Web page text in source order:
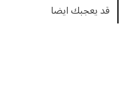
قد يعجبك ايضا